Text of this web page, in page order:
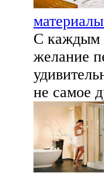
С каждым
желание
не самое